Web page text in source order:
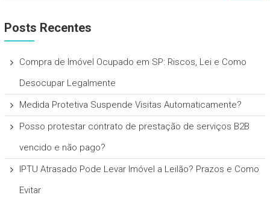
Posts Recentes
Compra de Imóvel Ocupado em SP: Riscos, Lei e Como
Desocupar Legalmente
Medida Protetiva Suspende Visitas Automaticamente?
Posso protestar contrato de prestação de serviços B2B
vencido e não pago?
IPTU Atrasado Pode Levar Imóvel a Leilão? Prazos e Como
Evitar